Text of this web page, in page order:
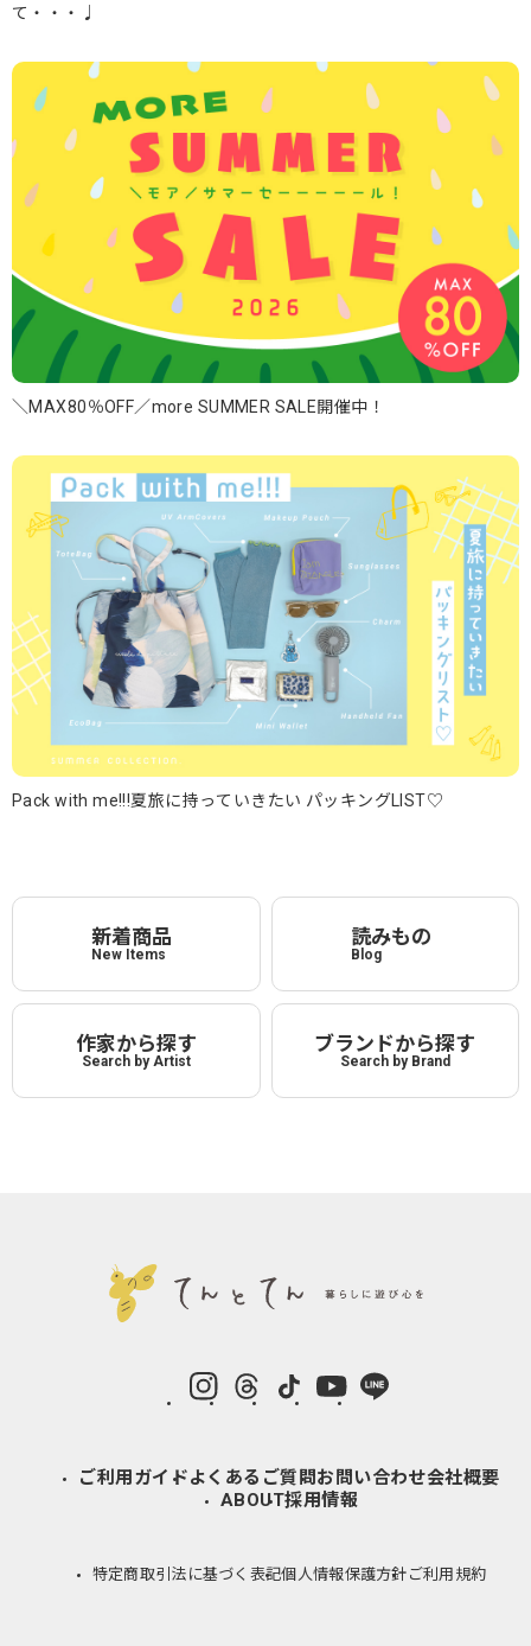
て・・・♩
＼MAX80％OFF／more SUMMER SALE開催中！
Pack with me!!!夏旅に持っていきたい パッキングLIST♡
新着商品
New Items
読みもの
Blog
作家から探す
Search by Artist
ブランドから探す
Search by Brand
instagramThreads LINE
ご利用ガイドよくあるご質問 お問い合わせ会社概要
ABOUT採用情報
特定商取引法に基づく表記個人情報保護方針 ご利用規約